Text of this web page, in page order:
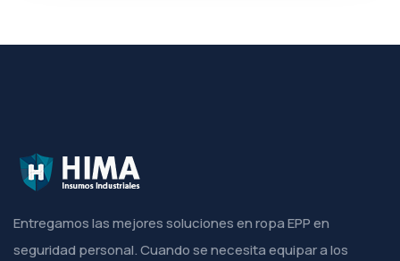
Entregamos las mejores soluciones en ropa EPP en
seguridad personal. Cuando se necesita equipar a los